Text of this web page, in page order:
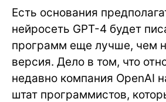
Есть основания
нейросеть GPT-4 будет
программ еще лучше, чем
версия. Дело в том, что
недавно компания OpenAI
штат программистов,